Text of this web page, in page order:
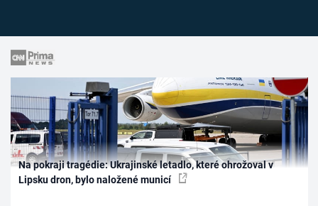
Na pokraji tragédie: Ukrajinské letadlo, které ohrožoval v
Lipsku dron, bylo naložené municí